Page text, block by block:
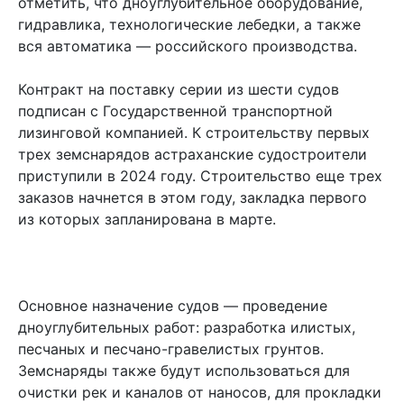
гидравлика, технологические лебедки, а также
вся автоматика — российского производства.
Контракт на поставку серии из шести судов
подписан с Государственной транспортной
лизинговой компанией. К строительству первых
трех земснарядов астраханские судостроители
приступили в 2024 году. Строительство еще трех
заказов начнется в этом году, закладка первого
из которых запланирована в марте.
Основное назначение судов — проведение
дноуглубительных работ: разработка илистых,
песчаных и песчано-гравелистых грунтов.
Земснаряды также будут использоваться для
очистки рек и каналов от наносов, для прокладки